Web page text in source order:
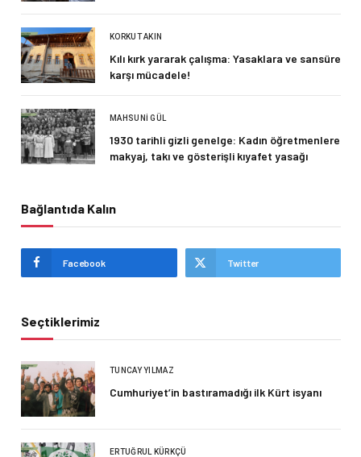
KORKUT AKIN
Kılı kırk yararak çalışma: Yasaklara ve sansüre
karşı mücadele!
MAHSUNI GÜL
1930 tarihli gizli genelge: Kadın öğretmenlere
makyaj, takı ve gösterişli kıyafet yasağı
Bağlantıda Kalın
Facebook Twitter
Seçtiklerimiz
TUNCAY YILMAZ
Cumhuriyet’in bastıramadığı ilk Kürt isyanı
ERTUĞRUL KÜRKÇÜ